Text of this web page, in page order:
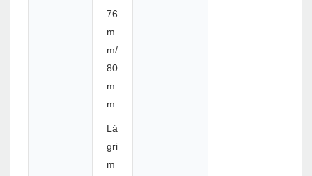
76
m
m/
80
m
m
Lá
gri
m